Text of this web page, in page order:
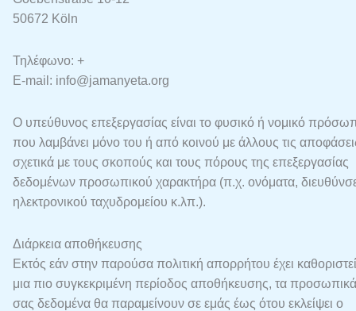
50672 Köln
Τηλέφωνο: +
E-mail: info@jamanyeta.org
Ο υπεύθυνος επεξεργασίας είναι το φυσικό ή νομικό
που λαμβάνει μόνο του ή από κοινού με άλλους τις
σχετικά με τους σκοπούς και τους πόρους της επεξεργασίας
δεδομένων προσωπικού χαρακτήρα (π.χ. ονόματα,
ηλεκτρονικού ταχυδρομείου κ.λπ.).
Διάρκεια αποθήκευσης
Εκτός εάν στην παρούσα πολιτική απορρήτου έχει καθοριστεί
μια πιο συγκεκριμένη περίοδος αποθήκευσης, τα προσωπικά
σας δεδομένα θα παραμείνουν σε εμάς έως ότου εκλείψει ο